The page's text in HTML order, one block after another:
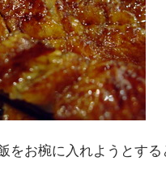
をお椀に入れようとす